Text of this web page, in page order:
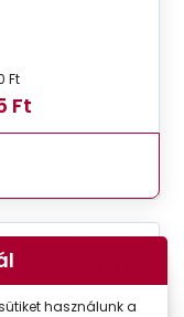
Ft
Ft
használunk a